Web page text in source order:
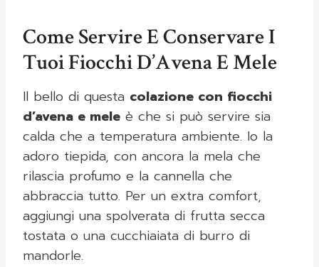
Come Servire E Conservare I
Tuoi Fiocchi D’Avena E Mele
Il bello di questa colazione con fiocchi
d’avena e mele è che si può servire sia
calda che a temperatura ambiente. Io la
adoro tiepida, con ancora la mela che
rilascia profumo e la cannella che
abbraccia tutto. Per un extra comfort,
aggiungi una spolverata di frutta secca
tostata o una cucchiaiata di burro di
mandorle.